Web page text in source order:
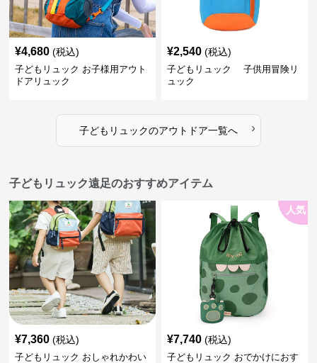
¥4,680 (税込)
子どもリュック お子様用アウト
ドアリュック
¥2,540 (税込)
子どもリュック 子供用冒険リ
ュック
子どもリュックのアウトドア一覧へ ›
子どもリュック遠足のおすすめアイテム
¥7,360 (税込)
子どもリュック おしゃれかわい
人気
¥7,740 (税込)
子どもリュック おでかけにおす